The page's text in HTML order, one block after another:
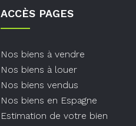
ACCÈS PAGES
Nos biens à vendre
Nos biens à louer
Nos biens vendus
Nos biens en Espagne
Estimation de votre bien